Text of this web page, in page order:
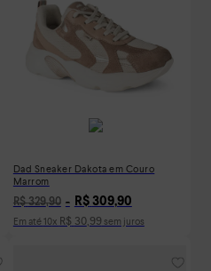
Dad Sneaker Dakota em Couro
Marrom
R$ 329,90 R$ 309,90
Em até 10x R$ 30,99 sem juros